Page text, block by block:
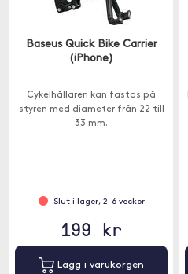
Baseus Quick Bike Carrier
(iPhone)
Cykelhållaren kan fästas på
styren med diameter från 22 till
33 mm.
Slut i lager, 2-6 veckor
199 kr
Lägg i varukorgen